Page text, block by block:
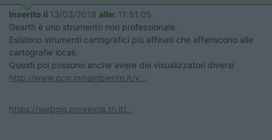
Inserito il 13/03/2018 alle: 11:51:05
Gearth è uno strumento non professionale.
Esistono strumenti cartografici più affinati che afferiscono alle
cartografie locali.
Questi poi possono anche avere dei visualizzatori diversi
http://www.pcn.minambiente.it/v...
https://webgis.provincia.tn.it/...